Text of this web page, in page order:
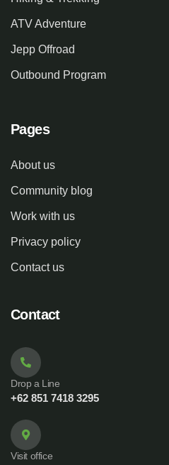
ATV Adventure
Jepp Offroad
Outbound Program
Pages
About us
Community blog
Work with us
Privacy policy
Contact us
Contact
Drop a Line
+62 851 7418 3295
Visit office